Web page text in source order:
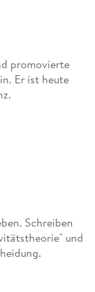
promovierte
Er ist heute
Schreiben
und